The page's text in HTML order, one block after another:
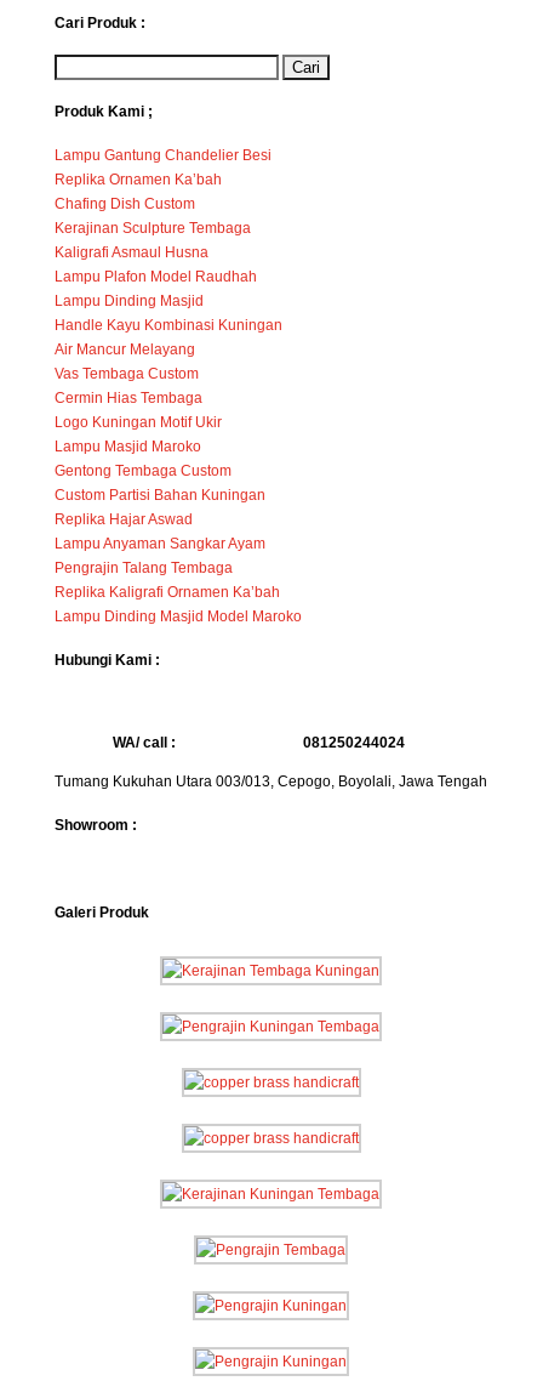
Cari Produk :
Produk Kami ;
Lampu Gantung Chandelier Besi
Replika Ornamen Ka’bah
Chafing Dish Custom
Kerajinan Sculpture Tembaga
Kaligrafi Asmaul Husna
Lampu Plafon Model Raudhah
Lampu Dinding Masjid
Handle Kayu Kombinasi Kuningan
Air Mancur Melayang
Vas Tembaga Custom
Cermin Hias Tembaga
Logo Kuningan Motif Ukir
Lampu Masjid Maroko
Gentong Tembaga Custom
Custom Partisi Bahan Kuningan
Replika Hajar Aswad
Lampu Anyaman Sangkar Ayam
Pengrajin Talang Tembaga
Replika Kaligrafi Ornamen Ka’bah
Lampu Dinding Masjid Model Maroko
Hubungi Kami :
WA/ call : 081250244024
Tumang Kukuhan Utara 003/013, Cepogo, Boyolali, Jawa Tengah
Showroom :
Galeri Produk